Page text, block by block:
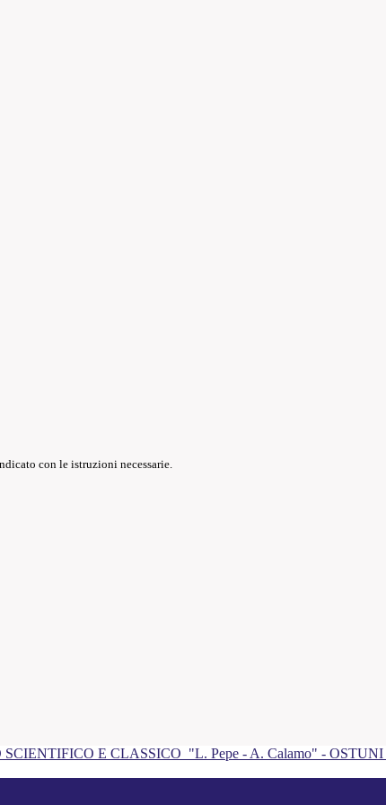
con le istruzioni necessarie.
SCIENTIFICO E CLASSICO "L. Pepe - A. Calamo" - OSTUNI